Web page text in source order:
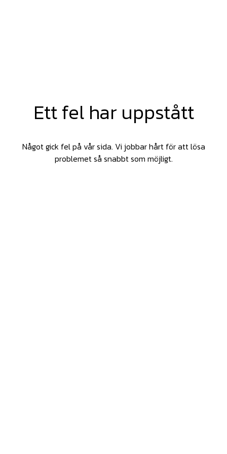
Ett fel har uppstått
Något gick fel på vår sida. Vi jobbar hårt för att lösa
problemet så snabbt som möjligt.